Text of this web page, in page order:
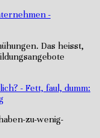
-
Das heisst,
- Fett, faul, dumm:
zu-wenig-